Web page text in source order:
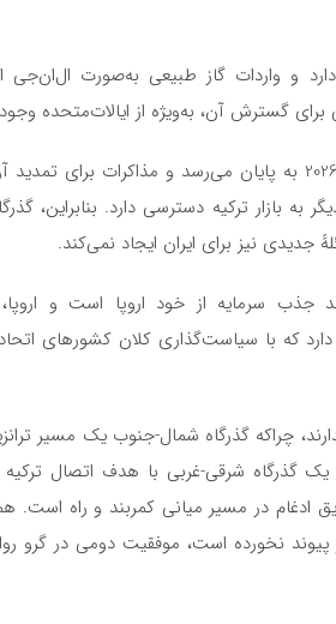
و واردات گاز طبیعی به‌صورت ال‌ان‌جی
برای گسترش آن، به‌ویژه از ایالات‌متحده
از سوی دیگر قرارداد فعلی صادرات ایران به ترکیه در سال 2026 به پایان می‌رسد و
بازار ترکیه دسترسی دارد. بنابراین،
جدیدی نیز برای ایران ایجاد نمی‌کند.
جذب سرمایه از خود اروپا است و
که با سیاست‌گذاری کلان کشورهای
چراکه گذرگاه شمال-جنوب یک مسیر
گذرگاه شرقی-غربی با هدف اتصال
ادغام در مسیر میانی کمربند و راه است.
نخورده است، موفقیت دومی در گرو